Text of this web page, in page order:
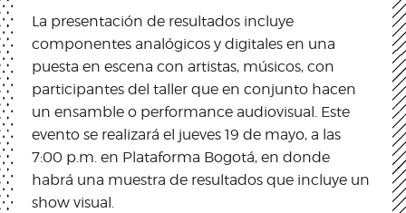
La presentación de resultados incluye
componentes analógicos y digitales en una
puesta en escena con artistas, músicos, con
participantes del taller que en conjunto hacen
un ensamble o performance audiovisual. Este
evento se realizará el jueves 19 de mayo, a las
7:00 p.m. en Plataforma Bogotá, en donde
habrá una muestra de resultados que incluye un
show visual.